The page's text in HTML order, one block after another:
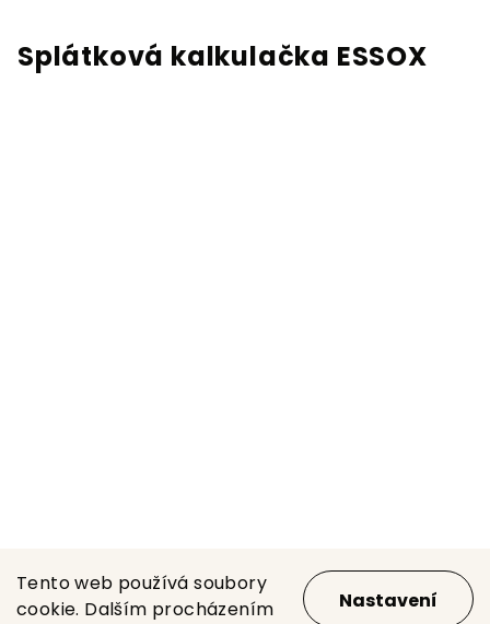
Tento web používá soubory
cookie. Dalším procházením
Nastavení
Splátková kalkulačka ESSOX